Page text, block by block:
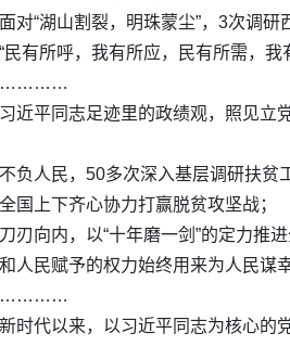
面对“湖山割裂，明珠蒙尘”，3次调
民有所呼，我有所应，民有所需，我
…………
习近平同志足迹里的政绩观，照见立
不负人民，50多次深入基层调研扶贫
国上下齐心协力打赢脱贫攻坚战；
刀刃向内，以“十年磨一剑”的定力推
人民赋予的权力始终用来为人民谋幸
…………
新时代以来，以习近平同志为核心的